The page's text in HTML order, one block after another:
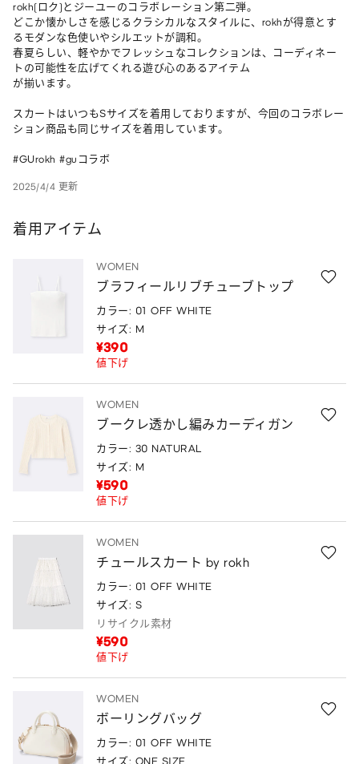
rokh(ロク)とジーユーのコラボレーション第二弾。
どこか懐かしさを感じるクラシカルなスタイルに、rokhが得意とす
るモダンな色使いやシルエットが調和。
春夏らしい、軽やかでフレッシュなコレクションは、コーディネー
トの可能性を広げてくれる遊び心のあるアイテム
が揃います。
スカートはいつもSサイズを着用しておりますが、今回のコラボレー
ション商品も同じサイズを着用しています。
#GUrokh #guコラボ
2025/4/4 更新
着用アイテム
WOMEN
ブラフィールリブチューブトップ
カラー: 01 OFF WHITE
サイズ: M
¥390
値下げ
WOMEN
ブークレ透かし編みカーディガン
カラー: 30 NATURAL
サイズ: M
¥590
値下げ
WOMEN
チュールスカート by rokh
カラー: 01 OFF WHITE
サイズ: S
リサイクル素材
¥590
値下げ
WOMEN
ボーリングバッグ
カラー: 01 OFF WHITE
サイズ: ONE SIZE